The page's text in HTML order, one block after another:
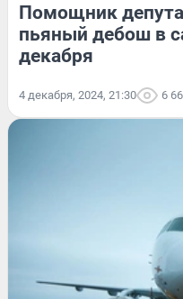
Помощник
пьяный дебош в
декабря
4 декабря, 2024, 21:30 6